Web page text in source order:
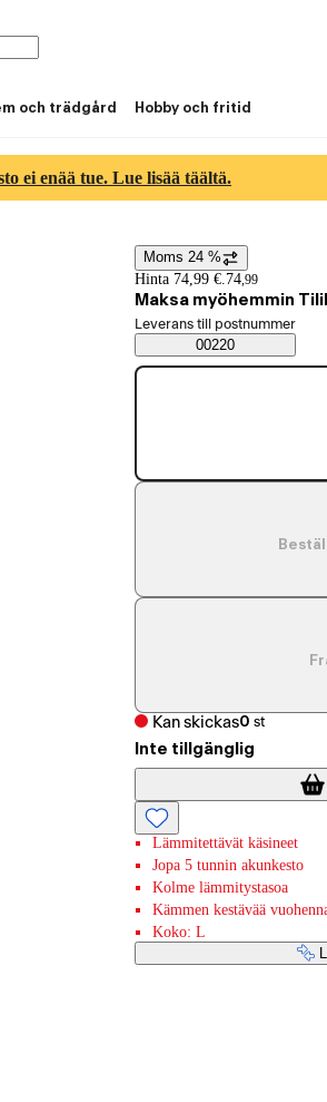
och trädgård Hobby och fritid
ei enää tue. Lue lisää täältä.
Prisinformation
Moms 24 %
Hinta 74,99 €. 74,99
Maksa myöhemmin
Saatavuustiedot
Välj beställningssätt
Leverans till postnummer
00220
Kan skickas0 st
Inte tillgänglig
Lämmitettävät käsineet
Jopa 5 tunnin akunkesto
Kolme lämmitystasoa
Kämmen kestävää
Koko: L